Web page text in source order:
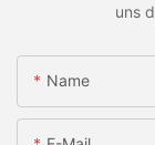
uns
Name